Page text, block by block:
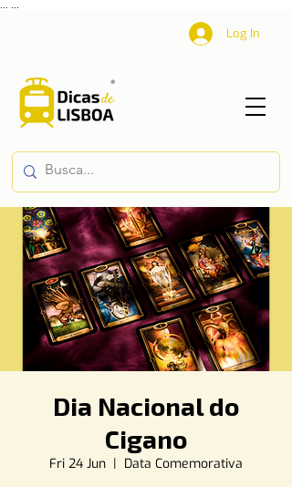
Log In
Dia Nacional do
Cigano
Fri 24 Jun
  |
Data Comemorativa